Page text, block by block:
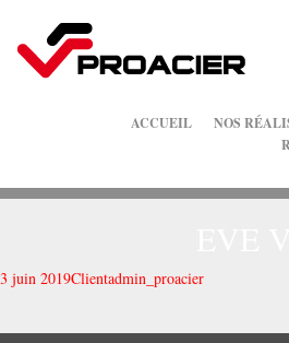
ACCUEIL NOS
3 juin 2019Clientadmin_proacier